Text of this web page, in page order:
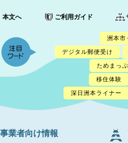
本文へ ご利用ガイド
洲本市
デジタル郵便受け
ためまっ
移住体験
深日洲本ライナー
事業者向け情報